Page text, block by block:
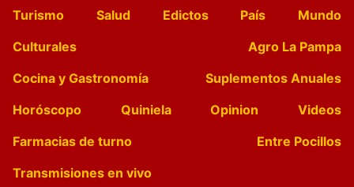
Turismo
Salud Edictos País
Mundo
Culturales
Agro La Pampa
Cocina y Gastronomía
Suplementos Anuales
Horóscopo
Quiniela Opinion
Videos
Farmacias de turno
Entre Pocillos
Transmisiones en vivo